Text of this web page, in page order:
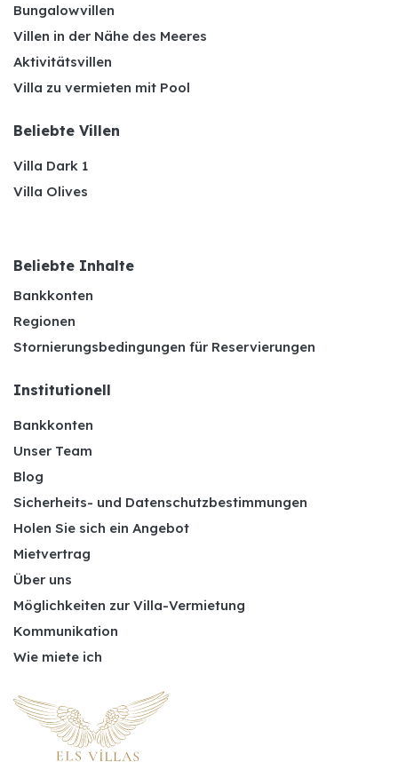
Bungalowvillen
Villen in der Nähe des Meeres
Aktivitätsvillen
Villa zu vermieten mit Pool
Beliebte Villen
Villa Dark 1
Villa Olives
Beliebte Inhalte
Bankkonten
Regionen
Stornierungsbedingungen für Reservierungen
Institutionell
Bankkonten
Unser Team
Blog
Sicherheits- und Datenschutzbestimmungen
Holen Sie sich ein Angebot
Mietvertrag
Über uns
Möglichkeiten zur Villa-Vermietung
Kommunikation
Wie miete ich